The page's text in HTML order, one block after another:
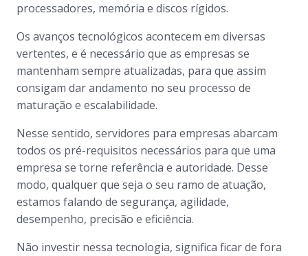
processadores, memória e discos rígidos.
Os avanços tecnológicos acontecem em diversas
vertentes, e é necessário que as empresas se
mantenham sempre atualizadas, para que assim
consigam dar andamento no seu processo de
maturação e escalabilidade.
Nesse sentido, servidores para empresas abarcam
todos os pré-requisitos necessários para que uma
empresa se torne referência e autoridade. Desse
modo, qualquer que seja o seu ramo de atuação,
estamos falando de segurança, agilidade,
desempenho, precisão e eficiência.
Não investir nessa tecnologia, significa ficar de fora